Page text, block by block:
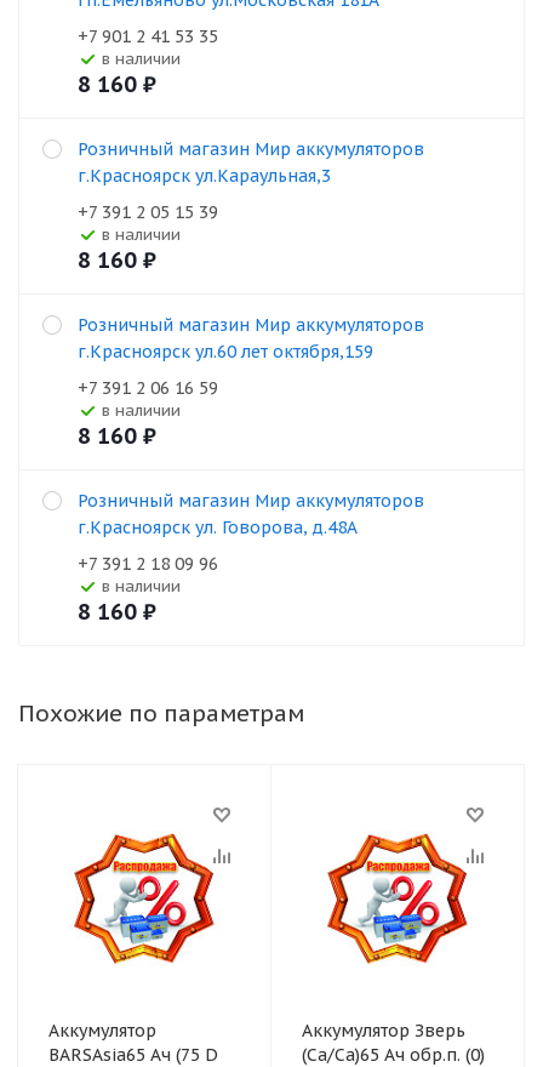
+7 901 2 41 53 35
В наличии
8 160 ₽
Розничный магазин Мир аккумуляторов
г.Красноярск ул.Караульная,3
+7 391 2 05 15 39
В наличии
8 160 ₽
Розничный магазин Мир аккумуляторов
г.Красноярск ул.60 лет октября,159
+7 391 2 06 16 59
В наличии
8 160 ₽
Розничный магазин Мир аккумуляторов
г.Красноярск ул. Говорова, д.48А
+7 391 2 18 09 96
В наличии
8 160 ₽
Похожие по параметрам
Аккумулятор
BARSAsia65 Ач (75 D
Аккумулятор Зверь
(Ca/Ca)65 Ач обр.п. (0)